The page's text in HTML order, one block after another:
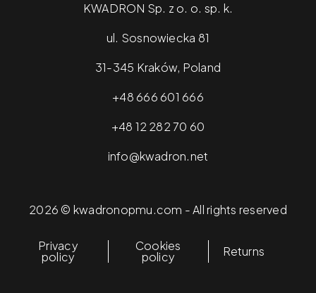
KWADRON Sp. z o. o. sp. k.
ul. Sosnowiecka 81
31-345 Kraków, Poland
+48 666 601 666
+48 12 282 70 60
info@kwadron.net
2026 © kwadronopmu.com - All rights reserved
Privacy
policy
Cookies
policy Returns